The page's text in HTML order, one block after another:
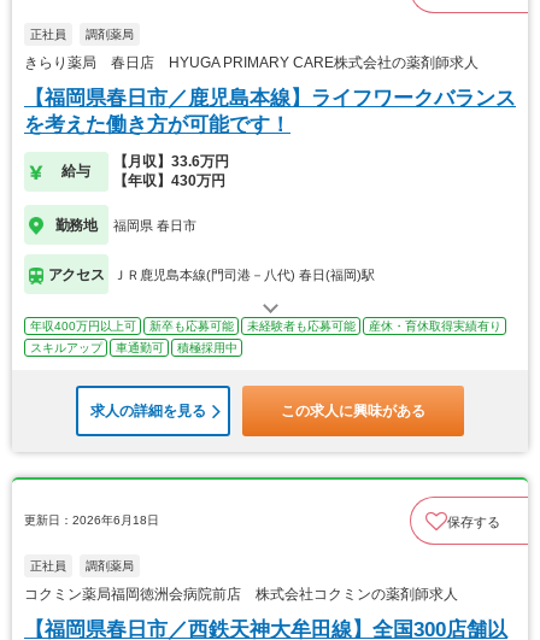
正社員 調剤薬局
きらり薬局 春日店 HYUGA PRIMARY CARE株式会社の薬剤師求人
【福岡県春日市／鹿児島本線】ライフワークバランス
を考えた働き方が可能です！
給与
【月収】33.6万円
【年収】430万円
勤務地 福岡県 春日市
アクセス ＪＲ鹿児島本線(門司港－八代) 春日(福岡)駅
年収400万円以上可 新卒も応募可能 未経験者も応募可能
産休・育休取得実績有り
スキルアップ
車通勤可 積極採用中
求人の詳細を見る この求人に興味がある
更新日：2026年6月18日 保存する
正社員 調剤薬局
コクミン薬局福岡徳洲会病院前店 株式会社コクミンの薬剤師求人
【福岡県春日市／西鉄天神大牟田線】全国300店舗以